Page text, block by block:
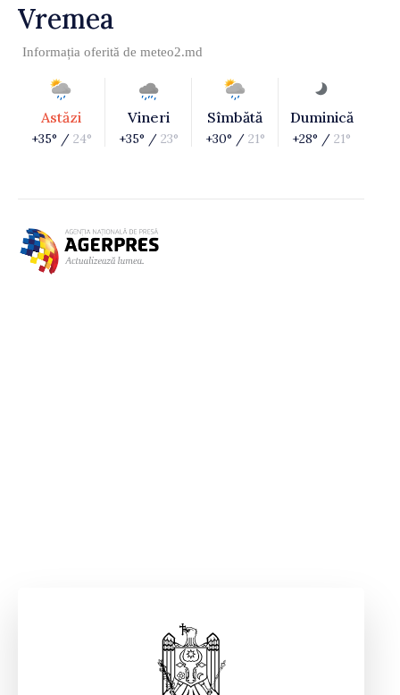
Vremea
Informația oferită de meteo2.md
Astăzi
+35° / 24°
Vineri
+35° / 23°
Sîmbătă
+30° / 21°
Duminică
+28° / 21°